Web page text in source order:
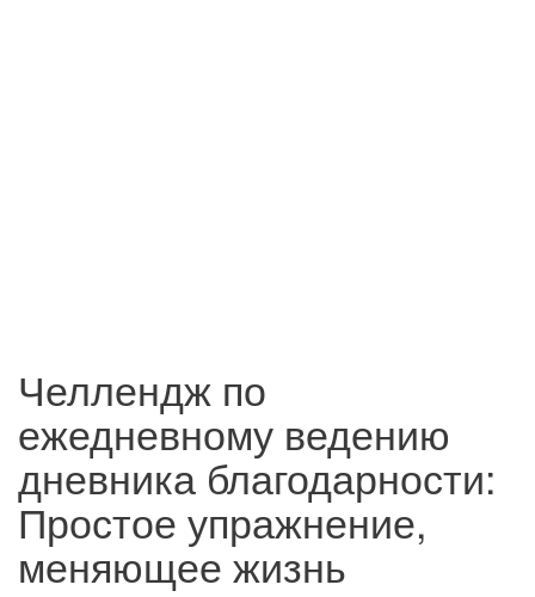
Челлендж по
ежедневному ведению
дневника благодарности:
Простое упражнение,
меняющее жизнь